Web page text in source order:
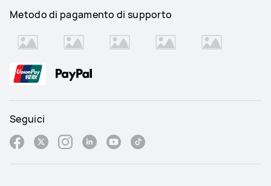
Metodo di pagamento di supporto
Seguici